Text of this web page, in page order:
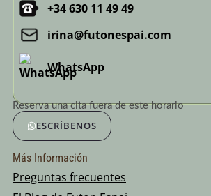
+34 630 11 49 49
irina@futonespai.com
WhatsApp
Reserva una cita fuera de este horario
ESCRÍBENOS
Más Información
Preguntas frecuentes